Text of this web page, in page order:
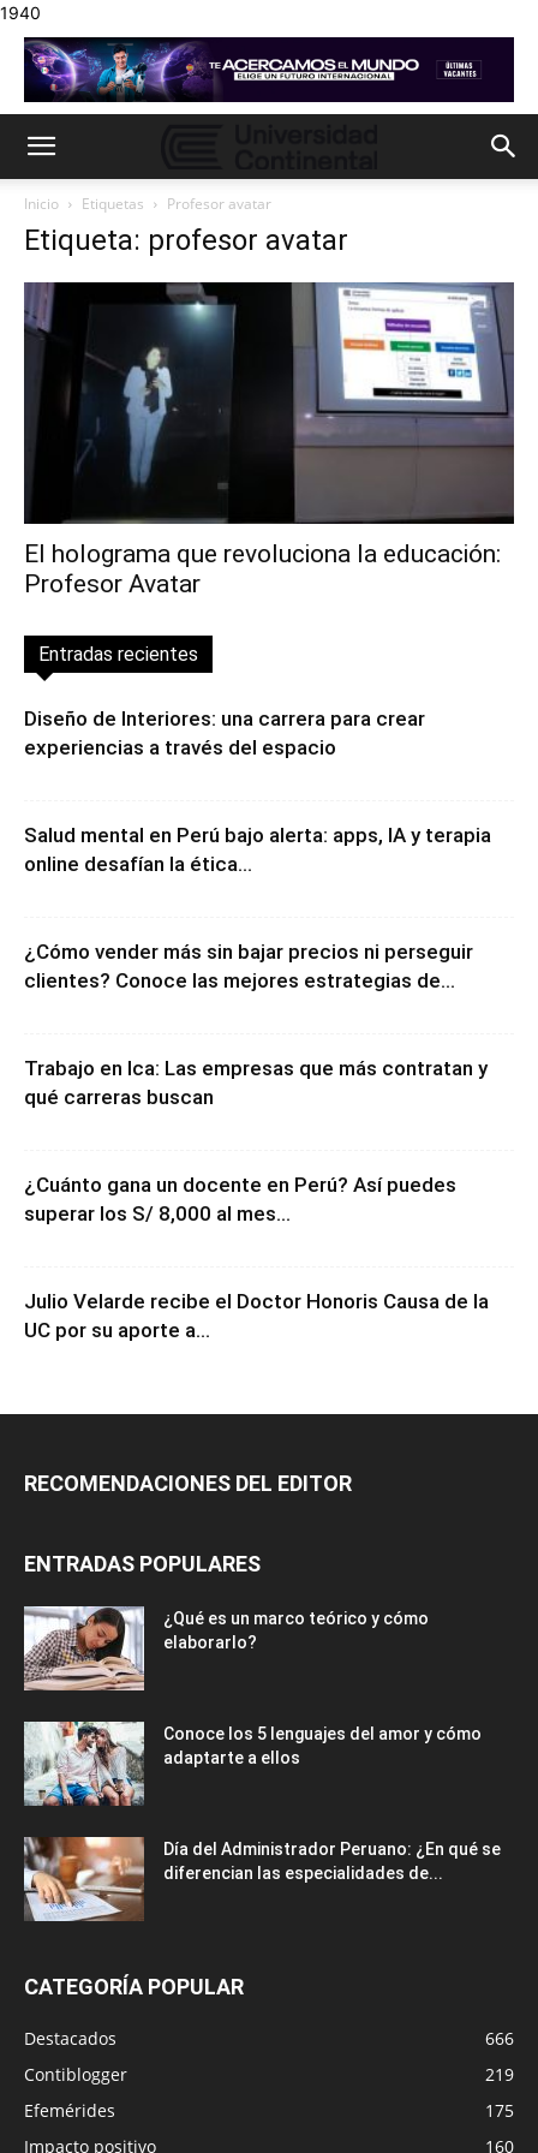
1940
Inicio Etiquetas Profesor avatar
Etiqueta: profesor avatar
El holograma que revoluciona la educación:
Profesor Avatar
Entradas recientes
Diseño de Interiores: una carrera para crear
experiencias a través del espacio
Salud mental en Perú bajo alerta: apps, IA y terapia
online desafían la ética...
¿Cómo vender más sin bajar precios ni perseguir
clientes? Conoce las mejores estrategias de...
Trabajo en Ica: Las empresas que más contratan y
qué carreras buscan
¿Cuánto gana un docente en Perú? Así puedes
superar los S/ 8,000 al mes...
Julio Velarde recibe el Doctor Honoris Causa de la
UC por su aporte a...
RECOMENDACIONES DEL EDITOR
ENTRADAS POPULARES
¿Qué es un marco teórico y cómo
elaborarlo?
Conoce los 5 lenguajes del amor y cómo
adaptarte a ellos
Día del Administrador Peruano: ¿En qué se
diferencian las especialidades de...
CATEGORÍA POPULAR
Destacados
666
Contiblogger
219
Efemérides
175
Impacto positivo
160